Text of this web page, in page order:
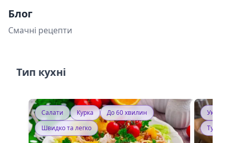
Блог
Смачні рецепти
Тип кухні
Салати Курка
До 60 хвилин
Швидко та легко